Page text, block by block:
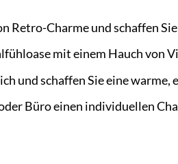
Retro-Charme und schaffen
mit einem Hauch von
und schaffen Sie eine warme,
Büro einen individuellen